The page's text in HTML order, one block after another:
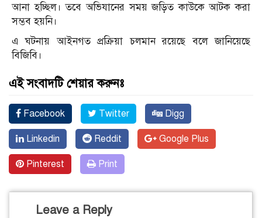
আনা হচ্ছিল। তবে অভিযানের সময় জড়িত কাউকে আটক করা
সম্ভব হয়নি।
এ ঘটনায় আইনগত প্রক্রিয়া চলমান রয়েছে বলে জানিয়েছে
বিজিবি।
এই সংবাদটি শেয়ার করুনঃ
Facebook Twitter Digg
Linkedin Reddit Google Plus
Pinterest Print
Leave a Reply